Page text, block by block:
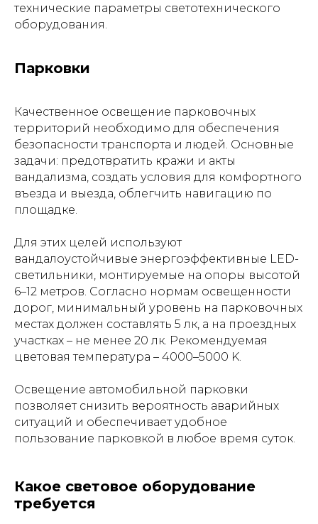
технические параметры светотехнического
оборудования.
Парковки
Качественное освещение парковочных
территорий необходимо для обеспечения
безопасности транспорта и людей. Основные
задачи: предотвратить кражи и акты
вандализма, создать условия для комфортного
въезда и выезда, облегчить навигацию по
площадке.
Для этих целей используют
вандалоустойчивые энергоэффективные LED-
светильники, монтируемые на опоры высотой
6–12 метров. Согласно нормам освещенности
дорог, минимальный уровень на парковочных
местах должен составлять 5 лк, а на проездных
участках – не менее 20 лк. Рекомендуемая
цветовая температура – 4000–5000 K.
Освещение автомобильной парковки
позволяет снизить вероятность аварийных
ситуаций и обеспечивает удобное
пользование парковкой в любое время суток.
Какое световое оборудование
требуется